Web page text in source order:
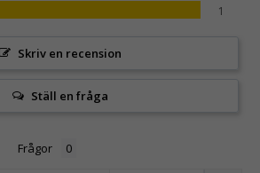
1
Skriv en recension
Ställ en fråga
Frågor